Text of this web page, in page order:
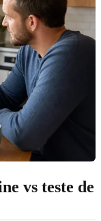
vs teste de